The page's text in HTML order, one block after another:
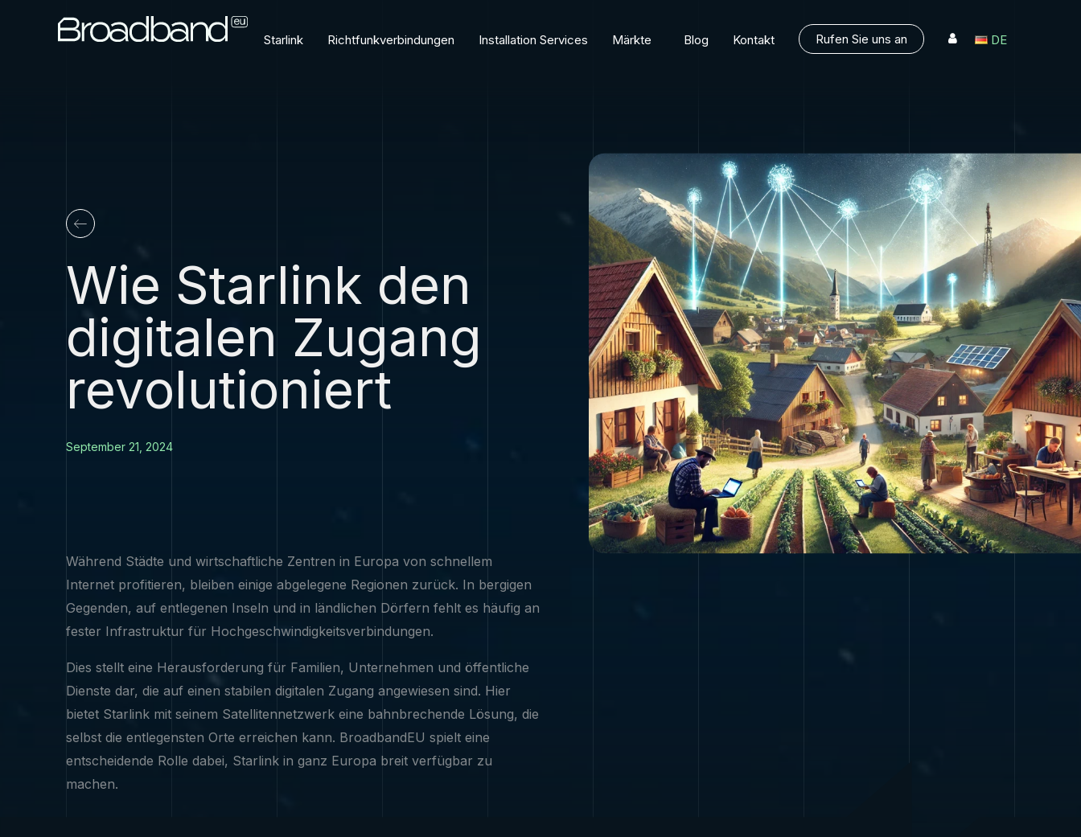
Starlink Richtfunkverbindungen Installation Services Märkte Blog Kontakt Rufen Sie uns an DE
Wie Starlink den
digitalen Zugang
revolutioniert
September 21, 2024
Während Städte und wirtschaftliche Zentren in Europa von schnellem
Internet profitieren, bleiben einige abgelegene Regionen zurück. In bergigen
Gegenden, auf entlegenen Inseln und in ländlichen Dörfern fehlt es häufig an
fester Infrastruktur für Hochgeschwindigkeitsverbindungen.
Dies stellt eine Herausforderung für Familien, Unternehmen und öffentliche
Dienste dar, die auf einen stabilen digitalen Zugang angewiesen sind. Hier
bietet Starlink mit seinem Satellitennetzwerk eine bahnbrechende Lösung, die
selbst die entlegensten Orte erreichen kann. BroadbandEU spielt eine
entscheidende Rolle dabei, Starlink in ganz Europa breit verfügbar zu
machen.